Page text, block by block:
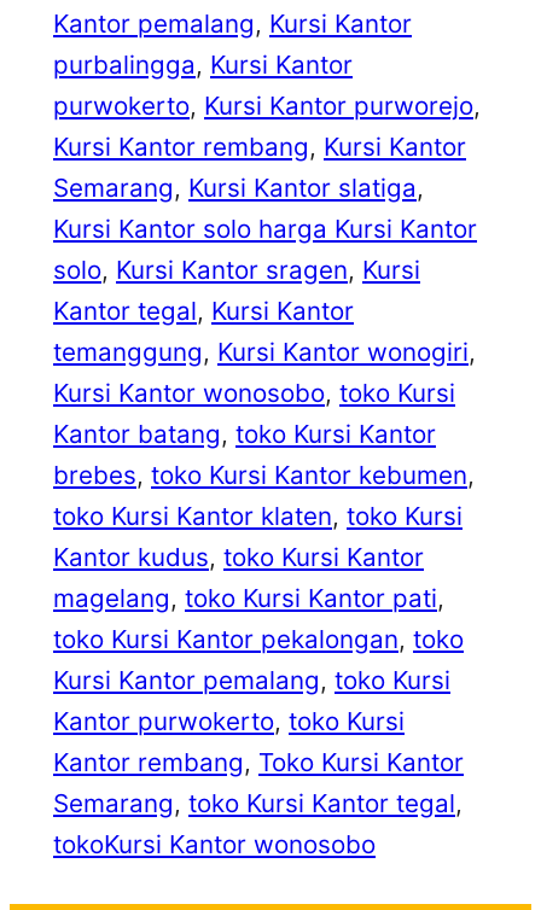
Kantor pemalang, Kursi Kantor
purbalingga, Kursi Kantor
purwokerto, Kursi Kantor purworejo
Kursi Kantor rembang, Kursi Kantor
Semarang, Kursi Kantor slatiga
Kursi Kantor solo harga Kursi Kantor
solo, Kursi Kantor sragen, Kursi
Kantor tegal, Kursi Kantor
temanggung, Kursi Kantor wonogiri
Kursi Kantor wonosobo, toko Kursi
Kantor batang, toko Kursi Kantor
brebes, toko Kursi Kantor kebumen
toko Kursi Kantor klaten, toko Kursi
Kantor kudus, toko Kursi Kantor
magelang, toko Kursi Kantor pati
toko Kursi Kantor pekalongan, toko
Kursi Kantor pemalang, toko Kursi
Kantor purwokerto, toko Kursi
Kantor rembang, Toko Kursi Kantor
Semarang, toko Kursi Kantor tegal
tokoKursi Kantor wonosobo